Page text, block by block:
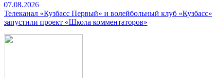
07.08.2026
Телеканал «Кузбасс Первый» и волейбольный клуб «Кузбасс»
запустили проект «Школа комментаторов»